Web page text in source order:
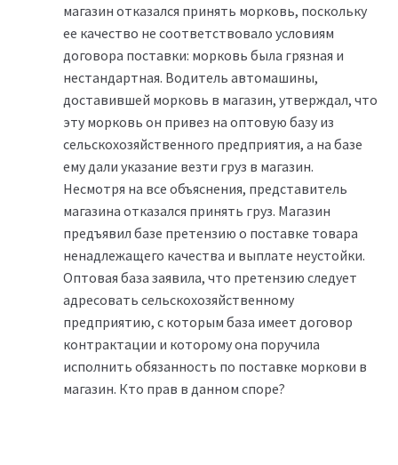
магазин отказался принять морковь, поскольку
ее качество не соответствовало условиям
договора поставки: морковь была грязная и
нестандартная. Водитель автомашины,
доставившей морковь в магазин, утверждал, что
эту морковь он привез на оптовую базу из
сельскохозяйственного предприятия, а на базе
ему дали указание везти груз в магазин.
Несмотря на все объяснения, представитель
магазина отказался принять груз. Магазин
предъявил базе претензию о поставке товара
ненадлежащего качества и выплате неустойки.
Оптовая база заявила, что претензию следует
адресовать сельскохозяйственному
предприятию, с которым база имеет договор
контрактации и которому она поручила
исполнить обязанность по поставке моркови в
магазин. Кто прав в данном споре?